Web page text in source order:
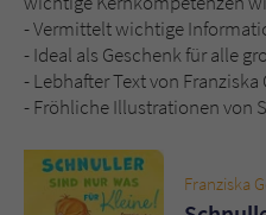
- Vermittelt wichtige
- Ideal als Geschenk für alle
- Lebhafter Text von Franziska
- Fröhliche Illustrationen von
Franziska